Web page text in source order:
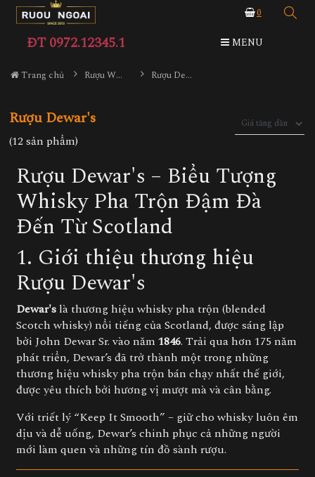
0
ĐT 0972.12345.1 MENU
Trang chủ Rượu Whisky Rượu Dewar's
Rượu Dewar's
(12 sản phẩm)
Rượu Dewar's – Biểu Tượng
Whisky Pha Trộn Đậm Đà
Đến Từ Scotland
1. Giới thiệu thương hiệu
Rượu Dewar's
Dewar's là thương hiệu whisky pha trộn (blended
Scotch whisky) nổi tiếng của Scotland, được sáng lập
bởi John Dewar Sr. vào năm 1846. Trải qua hơn 175 năm
phát triển, Dewar’s đã trở thành một trong những
thương hiệu whisky pha trộn bán chạy nhất thế giới,
được yêu thích bởi hương vị mượt mà và cân bằng.
Với triết lý “Keep It Smooth” – giữ cho whisky luôn êm
dịu và dễ uống, Dewar’s chinh phục cả những người
mới làm quen và những tín đồ sành rượu.